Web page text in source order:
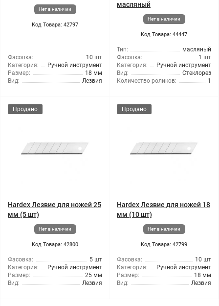
Нет в наличии
Код Товара: 42797
Фасовка:
10 шт
Категория:
Ручной инструмент
Размер:
18 мм
Вид:
Лезвия
масляный
Нет в наличии
Код Товара: 44447
Тип:
масляный
Фасовка:
1 шт
Категория:
Ручной инструмент
Вид:
Стеклорез
Количество роликов:
1
Продано
Hardex Лезвие для ножей 25
мм (5 шт)
Нет в наличии
Код Товара: 42800
Фасовка:
5 шт
Категория:
Ручной инструмент
Размер:
25 мм
Вид:
Лезвия
Продано
Hardex Лезвие для ножей 18
мм (10 шт)
Нет в наличии
Код Товара: 42799
Фасовка:
10 шт
Категория:
Ручной инструмент
Размер:
18 мм
Вид:
Лезвия